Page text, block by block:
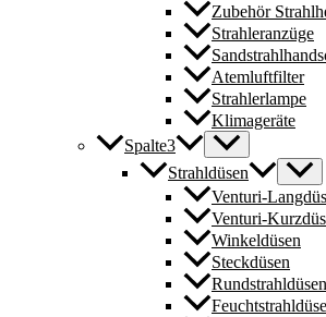
Zubehör
Strahleranzüge
Atemluftfilter
Strahlerlampe
Klimageräte
Spalte3
Strahldüsen
Venturi-
Venturi-
Winkeldüsen
Steckdüsen
Rundstrahldüsen